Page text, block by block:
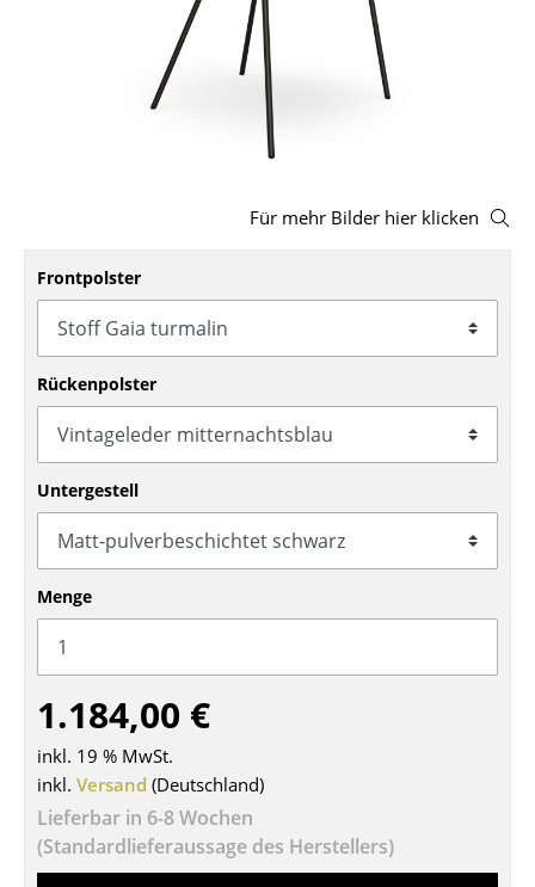
Bänke & Liegen
Schaukelstühle
Bürodrehstühle
Bürosessel
Einzelteile
... alle Sitzmöbel
Tische
Esstische
Beistelltische
Couchtische
Schreibtische
Sekretäre & PC-Tische
Konferenztische
Für mehr Bilder hier klicken
Frontpolster
Rückenpolster
Untergestell
Menge
1.184,00 €
inkl. 19 % MwSt.
inkl. Versand (Deutschland)
Lieferbar in 6-8 Wochen
(Standardlieferaussage des Herstellers)